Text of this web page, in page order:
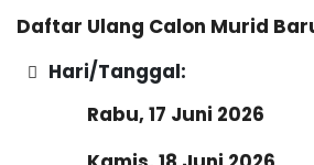
Daftar Ulang Calon Murid
Hari/Tanggal:
Rabu, 17 Juni 2026